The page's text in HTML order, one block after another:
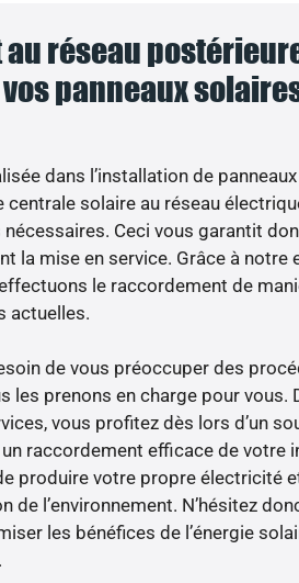
réseau
panneaux
dans l’installation de
solaire au réseau
Ceci vous garantit
la mise en service. Grâce à notre
le raccordement de
actuelles.
de vous préoccuper des
les prenons en charge pour vous.
vous profitez dès lors d’un
raccordement efficace de votre
produire votre propre électricité
de l’environnement. N’hésitez
les bénéfices de l’énergie